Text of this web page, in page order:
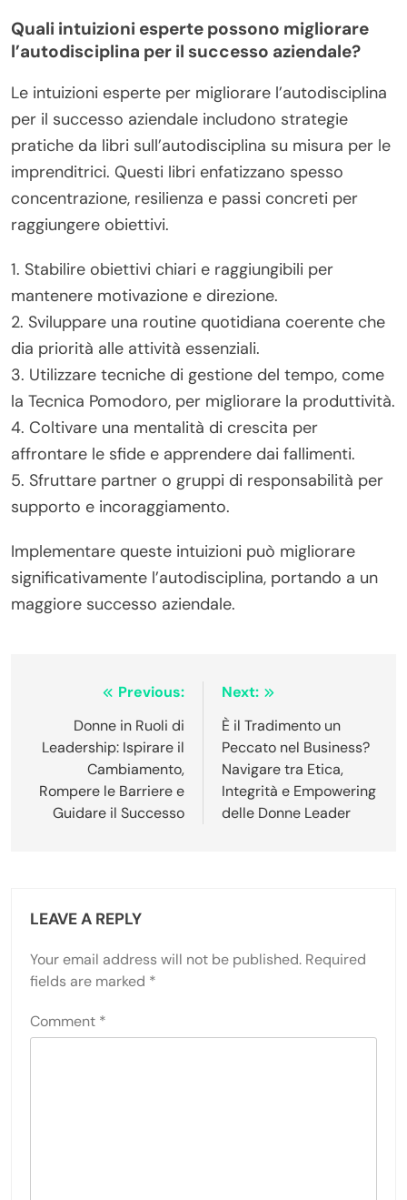
Quali intuizioni esperte possono migliorare
l’autodisciplina per il successo aziendale?
Le intuizioni esperte per migliorare l’autodisciplina
per il successo aziendale includono strategie
pratiche da libri sull’autodisciplina su misura per le
imprenditrici. Questi libri enfatizzano spesso
concentrazione, resilienza e passi concreti per
raggiungere obiettivi.
1. Stabilire obiettivi chiari e raggiungibili per
mantenere motivazione e direzione.
2. Sviluppare una routine quotidiana coerente che
dia priorità alle attività essenziali.
3. Utilizzare tecniche di gestione del tempo, come
la Tecnica Pomodoro, per migliorare la produttività.
4. Coltivare una mentalità di crescita per
affrontare le sfide e apprendere dai fallimenti.
5. Sfruttare partner o gruppi di responsabilità per
supporto e incoraggiamento.
Implementare queste intuizioni può migliorare
significativamente l’autodisciplina, portando a un
maggiore successo aziendale.
navigation
Previous:
Donne in Ruoli di
Leadership: Ispirare il
Cambiamento,
Rompere le Barriere e
Guidare il Successo
Next:
È il Tradimento un
Peccato nel Business?
Navigare tra Etica,
Integrità e Empowering
delle Donne Leader
LEAVE A REPLY
Your email address will not be published. Required
fields are marked *
Comment *